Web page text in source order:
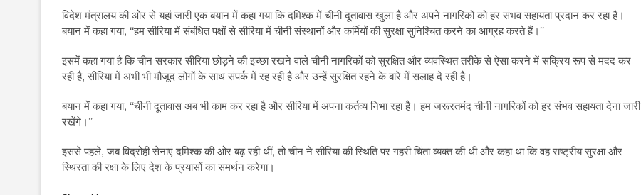
विदेश मंत्रालय की ओर से यहां जारी एक बयान में कहा गया कि दमिश्क में चीनी दूतावास खुला है और अपने नागरिकों को हर संभव सहायता प्रदान कर रहा है।
बयान में कहा गया, ‘‘हम सीरिया में संबंधित पक्षों से सीरिया में चीनी संस्थानों और कर्मियों की सुरक्षा सुनिश्चित करने का आग्रह करते हैं।’’
इसमें कहा गया है कि चीन सरकार सीरिया छोड़ने की इच्छा रखने वाले चीनी नागरिकों को सुरक्षित और व्यवस्थित तरीके से ऐसा करने में सक्रिय रूप से मदद कर
रही है, सीरिया में अभी भी मौजूद लोगों के साथ संपर्क में रह रही है और उन्हें सुरक्षित रहने के बारे में सलाह दे रही है।
बयान में कहा गया, ‘‘चीनी दूतावास अब भी काम कर रहा है और सीरिया में अपना कर्तव्य निभा रहा है। हम जरूरतमंद चीनी नागरिकों को हर संभव सहायता देना जारी
रखेंगे।’’
इससे पहले, जब विद्रोही सेनाएं दमिश्क की ओर बढ़ रही थीं, तो चीन ने सीरिया की स्थिति पर गहरी चिंता व्यक्त की थी और कहा था कि वह राष्ट्रीय सुरक्षा और
स्थिरता की रक्षा के लिए देश के प्रयासों का समर्थन करेगा।